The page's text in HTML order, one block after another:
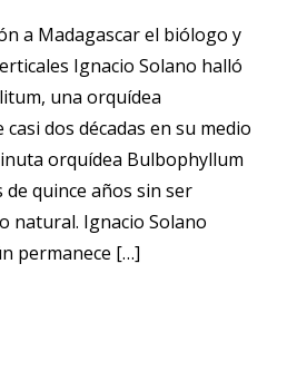
a Madagascar el biólogo y
Ignacio Solano halló
una orquídea
dos décadas en su medio
orquídea Bulbophyllum
quince años sin ser
natural. Ignacio Solano
permanece […]